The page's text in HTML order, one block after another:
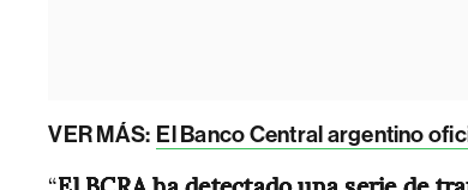
VER MÁS: El Banco Central argentino